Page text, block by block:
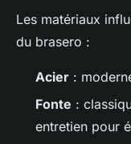
Les matériaux
du brasero :
Acier :
Fonte :
entretien pour